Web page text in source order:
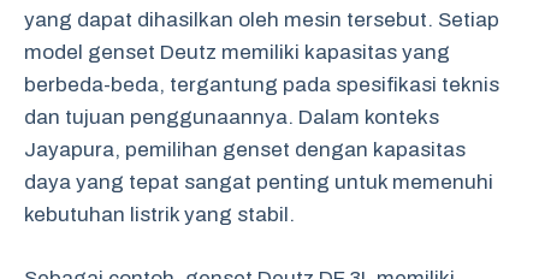
yang dapat dihasilkan oleh mesin tersebut. Setiap
model genset Deutz memiliki kapasitas yang
berbeda-beda, tergantung pada spesifikasi teknis
dan tujuan penggunaannya. Dalam konteks
Jayapura, pemilihan genset dengan kapasitas
daya yang tepat sangat penting untuk memenuhi
kebutuhan listrik yang stabil.